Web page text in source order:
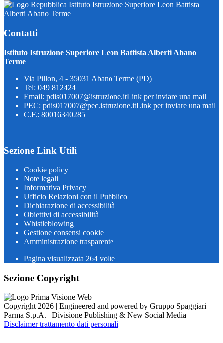
Istituto Istruzione Superiore Leon Battista
Alberti Abano Terme
Contatti
Istituto Istruzione Superiore Leon Battista Alberti Abano
Terme
Via Pillon, 4 - 35031 Abano Terme (PD)
Tel: 049 812424
Email: pdis017007@istruzione.itLink per inviare una mail
PEC: pdis017007@pec.istruzione.itLink per inviare una mail
C.F.: 80016340285
Sezione Link Utili
Cookie policy
Note legali
Informativa Privacy
Ufficio Relazioni con il Pubblico
Dichiarazione di accessibilità
Obiettivi di accessibilità
Whistleblowing
Gestione consensi cookie
Amministrazione trasparente
Pagina visualizzata 264 volte
Sezione Copyright
Copyright 2026 | Engineered and powered by Gruppo Spaggiari
Parma S.p.A. | Divisione Publishing & New Social Media
Disclaimer trattamento dati personali